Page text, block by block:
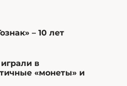
– 10 лет
в
«монеты» и